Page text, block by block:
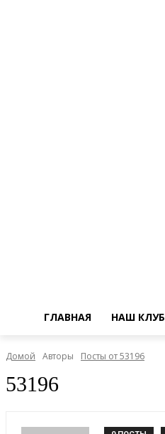
ГЛАВНАЯ НАШ КЛУБ
Домой Авторы Посты от 53196
53196